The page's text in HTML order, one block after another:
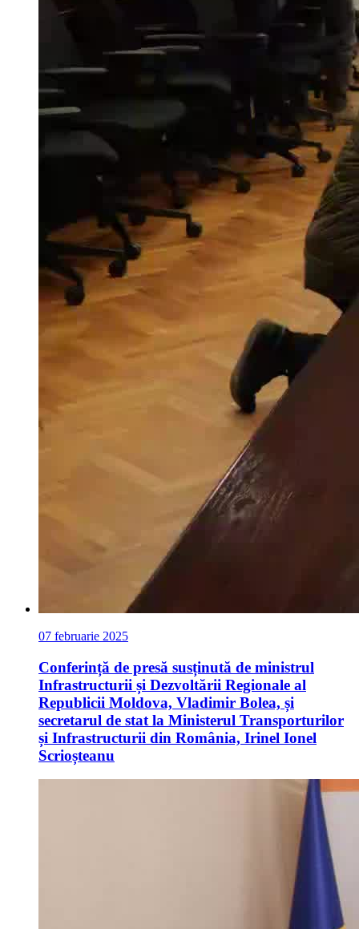
07 februarie 2025
Conferință de presă susținută de ministrul
Infrastructurii și Dezvoltării Regionale al
Republicii Moldova, Vladimir Bolea, și
secretarul de stat la Ministerul Transporturilor
și Infrastructurii din România, Irinel Ionel
Scrioșteanu